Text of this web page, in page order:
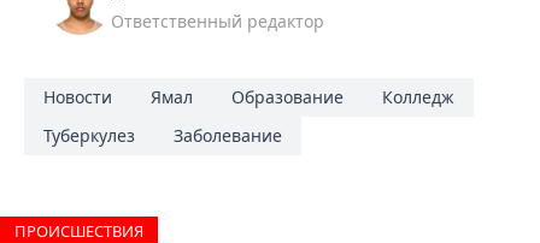
Ответственный редактор
Новости Ямал Образование
Колледж
Туберкулез
Заболевание
ПРОИCШЕСТВИЯ